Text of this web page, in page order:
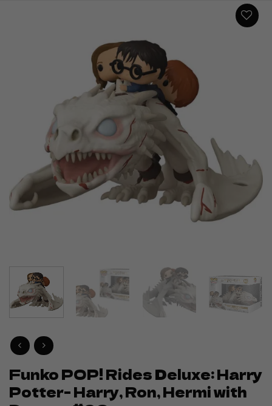
Funko POP! Rides Deluxe: Harry
Potter- Harry, Ron, Hermi with